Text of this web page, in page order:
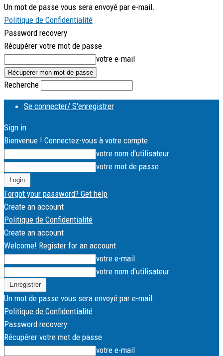
Un mot de passe vous sera envoyé par e-mail.
Politique de Confidentialité
Password recovery
Récupérer votre mot de passe
votre e-mail
Recherche
Se connecter/ S'enregistrer
Sign in
Bienvenue ! Connectez-vous à votre compte
votre nom d'utilisateur
votre mot de passe
Forgot your password? Get help
Create an account
Politique de Confidentialité
Create an account
Welcome! Register for an account
votre e-mail
votre nom d'utilisateur
Un mot de passe vous sera envoyé par e-mail.
Politique de Confidentialité
Password recovery
Récupérer votre mot de passe
votre e-mail